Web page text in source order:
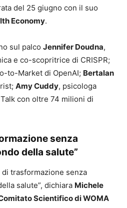
del 25 giugno con il suo
Economy.
sul palco Jennifer Doudna,
e co-scopritrice di CRISPR;
to-Market di OpenAI; Bertalan
Amy Cuddy, psicologa
con oltre 74 milioni di
senza
della salute”
trasformazione senza
salute”, dichiara Michele
Scientifico di WOMA